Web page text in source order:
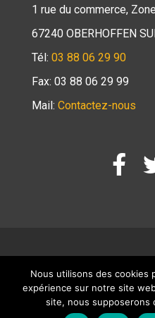
1 rue du commerce,
67240 OBERHOFFEN
Tél: 03 88 06 29 90
Fax: 03 88 06 29 99
Mail: Contactez-nous
Page d’accueil
Déclaration
Nous utilisons des cookies
expérience sur notre site
site, nous supposerons